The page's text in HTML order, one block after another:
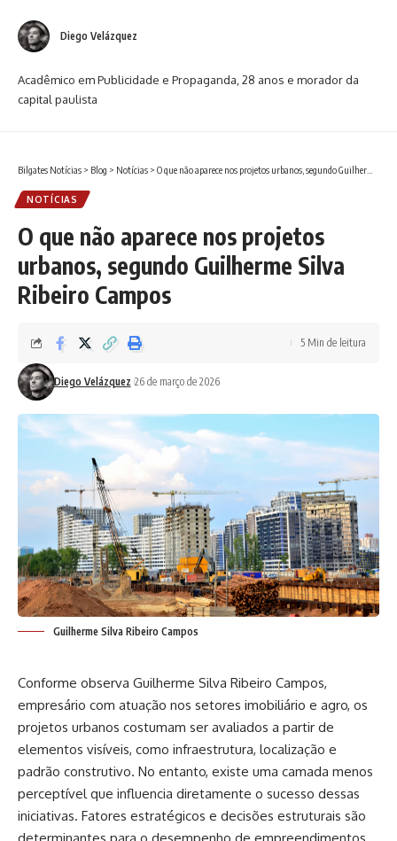
Diego Velázquez
Acadêmico em Publicidade e Propaganda, 28 anos e morador da
capital paulista
Bilgates Notícias > Blog > Notícias > O que não aparece nos projetos urbanos, segundo Guilherme Silva Ribeiro Campos
NOTÍCIAS
O que não aparece nos projetos
urbanos, segundo Guilherme Silva
Ribeiro Campos
Diego Velázquez 26 de março de 2026
5 Min de leitura
Guilherme Silva Ribeiro Campos
Conforme observa Guilherme Silva Ribeiro Campos,
empresário com atuação nos setores imobiliário e agro, os
projetos urbanos costumam ser avaliados a partir de
elementos visíveis, como infraestrutura, localização e
padrão construtivo. No entanto, existe uma camada menos
perceptível que influencia diretamente o sucesso dessas
iniciativas. Fatores estratégicos e decisões estruturais são